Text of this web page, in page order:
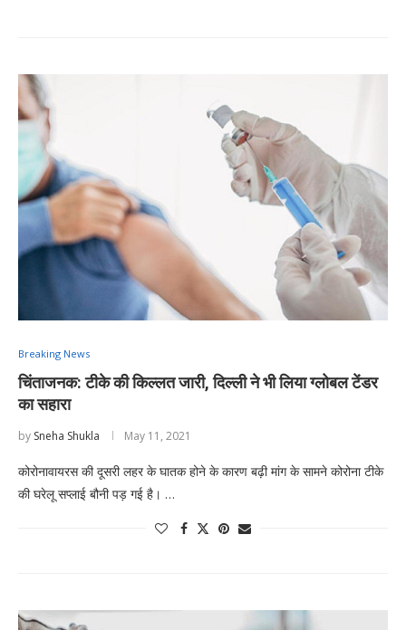
Breaking News
चिंताजनक: टीके की किल्लत जारी, दिल्ली ने भी लिया ग्लोबल टेंडर
का सहारा
by Sneha Shukla May 11, 2021
कोरोनावायरस की दूसरी लहर के घातक होने के कारण बढ़ी मांग के सामने कोरोना टीके
की घरेलू सप्लाई बौनी पड़ गई है। …